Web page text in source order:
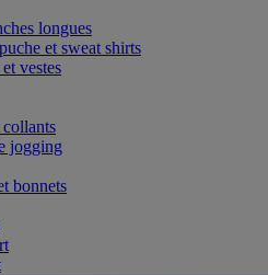
longues
et sweat shirts
vestes
jogging
bonnets